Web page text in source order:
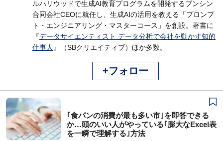
ルハリウッドで生成AI教育プログラムを開発するブンシン
合同会社CEOに就任し、生成AIの活用を教える「プロンプ
ト・エンジニアリング・マスターコース」を創設。著書に
『データサイエンティスト データ分析で会社を動かす知的
仕事人 』（SBクリエイティブ）ほか多数。
+フォロー
｢食パンの消費が最も多い市｣を即答できる
か…頭のいい人がやっている｢膨大なExcel表
を一瞬で理解する｣方法